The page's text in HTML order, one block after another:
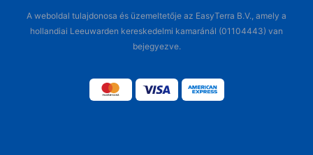
A weboldal tulajdonosa és üzemeltetője az EasyTerra B.V., amely a
hollandiai Leeuwarden kereskedelmi kamaránál (01104443) van
bejegyezve.